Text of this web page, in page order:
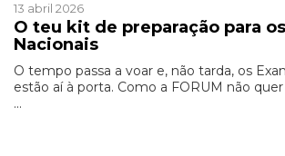
13 abril 2026
O teu kit de preparação para
Nacionais
O tempo passa a voar e, não tarda, os
estão aí à porta. Como a FORUM não
...